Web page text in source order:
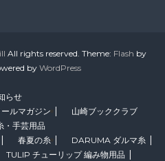
All rights reserved. Theme: Flash by
by WordPress
らせ
ールマガジン
山崎ブッククラブ
・手芸用品
春夏の糸
DARUMA ダルマ糸
TULIP チューリップ 編み物用品